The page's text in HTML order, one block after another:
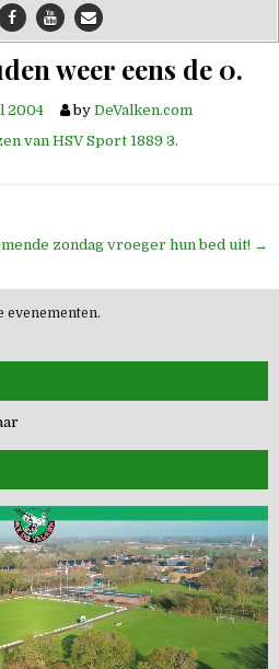
weer eens de 0.
2004 by DeValken.com
van HSV Sport 1889 3.
zondag vroeger hun bed uit! →
evenementen.